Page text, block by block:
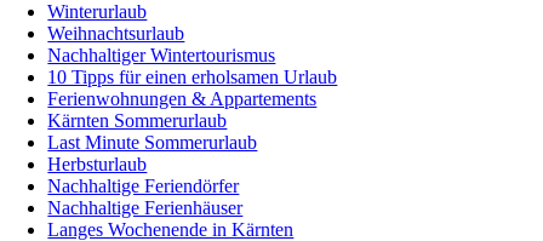
Winterurlaub
Weihnachtsurlaub
Nachhaltiger Wintertourismus
10 Tipps für einen erholsamen Urlaub
Ferienwohnungen & Appartements
Kärnten Sommerurlaub
Last Minute Sommerurlaub
Herbsturlaub
Nachhaltige Feriendörfer
Nachhaltige Ferienhäuser
Langes Wochenende in Kärnten